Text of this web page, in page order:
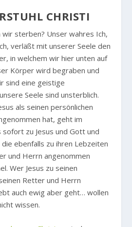
CHRISTI
sterben? Unser wahres Ich,
verläßt mit unserer Seele den
in welchem wir hier unten auf
Körper wird begraben und
sind eine geistige
Seele sind unsterblich.
als seinen persönlichen
hat, geht im
zu Jesus und Gott und
ebenfalls zu ihren Lebzeiten
und Herrn angenommen
Wer Jesus zu seinen
Retter und Herrn
auch ewig aber geht… wollen
wissen.